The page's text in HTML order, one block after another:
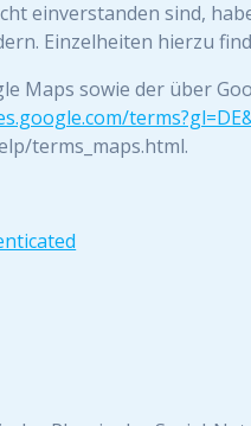
einverstanden sind,
Einzelheiten hierzu
Maps sowie der über
terms_maps.html.